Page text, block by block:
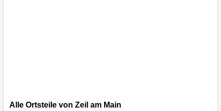
Alle Ortsteile von Zeil am Main